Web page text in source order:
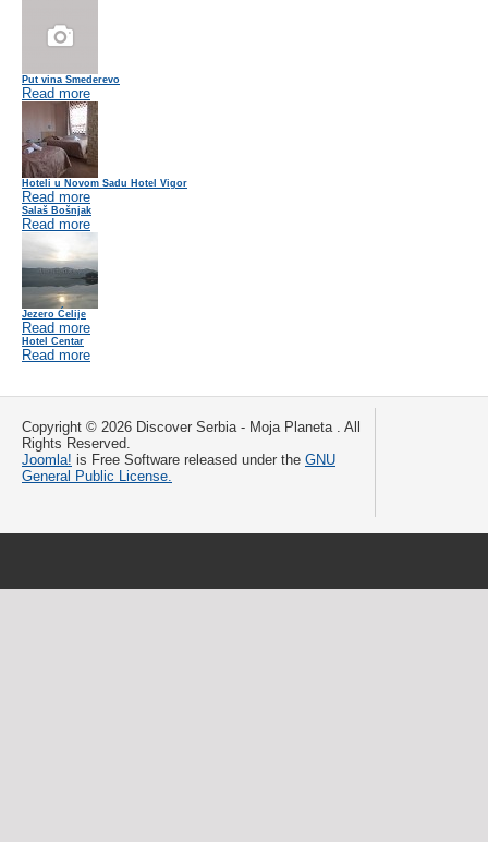
Put vina Smederevo
Read more
Hoteli u Novom Sadu Hotel Vigor
Read more
Salaš Bošnjak
Read more
Jezero Ćelije
Read more
Hotel Centar
Read more
Copyright © 2026 Discover Serbia - Moja Planeta . All
Rights Reserved.
Joomla! is Free Software released under the GNU
General Public License.